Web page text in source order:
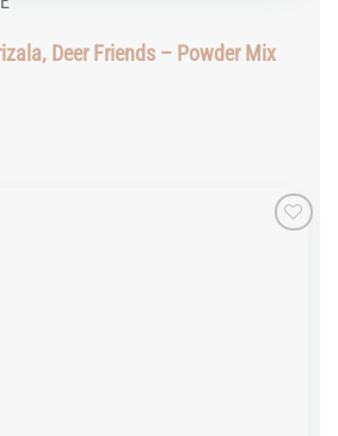
Deer Friends – Powder Mix